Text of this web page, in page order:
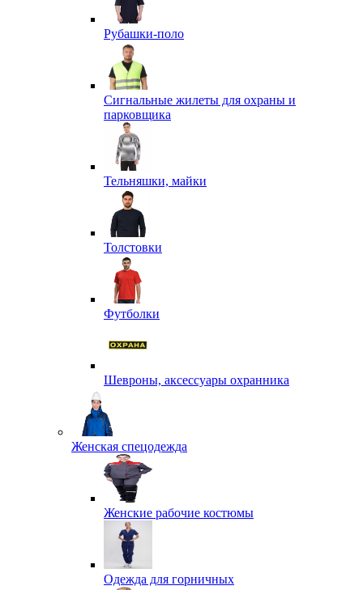
Рубашки-поло
Сигнальные жилеты для охраны и
парковщика
Тельняшки, майки
Толстовки
Футболки
Шевроны, аксессуары охранника
Женская спецодежда
Женские рабочие костюмы
Одежда для горничных